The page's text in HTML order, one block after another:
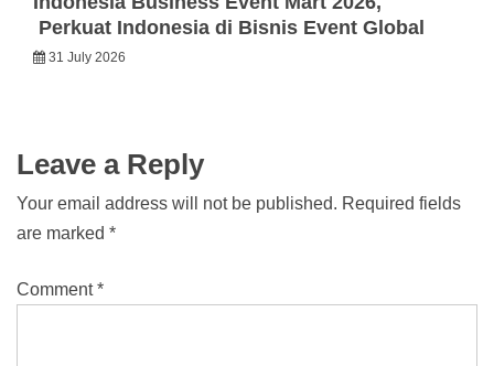
Perkuat Indonesia di Bisnis Event Global
31 July 2026
Leave a Reply
Your email address will not be published. Required fields
are marked *
Comment*